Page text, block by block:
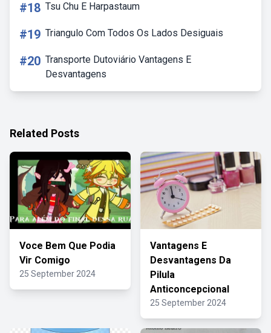
#18 Tsu Chu E Harpastaum
#19 Triangulo Com Todos Os Lados Desiguais
#20 Transporte Dutoviário Vantagens E
Desvantagens
Related Posts
Voce Bem Que Podia
Vir Comigo
25 September 2024
Vantagens E
Desvantagens Da
Pilula
Anticoncepcional
25 September 2024